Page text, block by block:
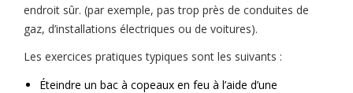
endroit sûr. (par exemple, pas trop près de conduites de
gaz, d’installations électriques ou de voitures).
Les exercices pratiques typiques sont les suivants :
Éteindre un bac à copeaux en feu à l’aide d’une